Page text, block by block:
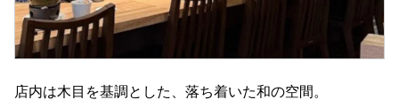
店内は木目を基調とした、落ち着いた和の空間。